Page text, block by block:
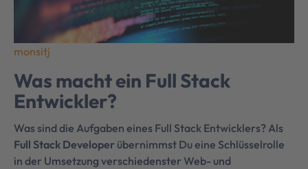
monsitj
Was macht ein Full Stack
Entwickler?
Was sind die Aufgaben eines Full Stack Entwicklers? Als
Full Stack Developer übernimmst Du eine Schlüsselrolle
in der Umsetzung verschiedenster Web- und